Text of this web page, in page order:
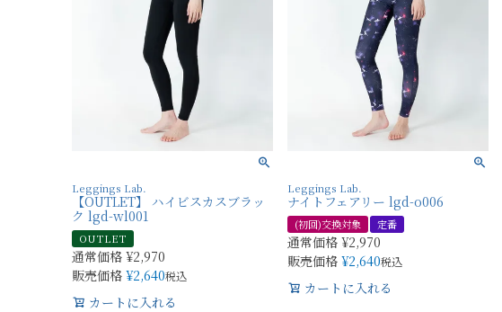
Leggings Lab.
【OUTLET】 ハイビスカスブラッ
ク lgd-wl001
OUTLET
通常価格 ¥2,970
販売価格 ¥2,640税込
カートに入れる
Leggings Lab.
ナイトフェアリー lgd-o006
(初回)交換対象 定番
通常価格 ¥2,970
販売価格 ¥2,640税込
カートに入れる